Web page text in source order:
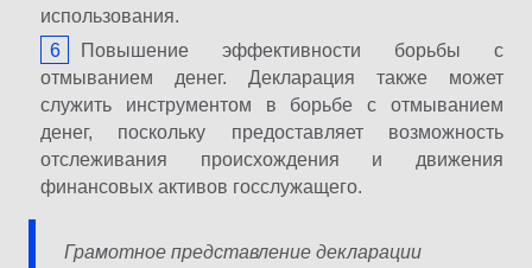
использования.
Повышение эффективности борьбы с
отмыванием денег. Декларация также может
служить инструментом в борьбе с отмыванием
денег, поскольку предоставляет возможность
отслеживания происхождения и движения
финансовых активов госслужащего.
Грамотное представление декларации